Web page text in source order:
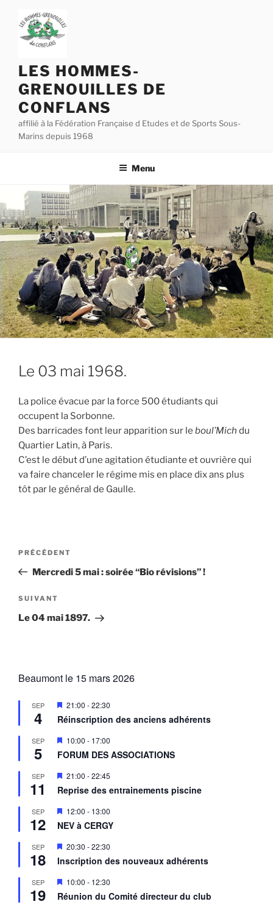
contenu
principal
LES HOMMES-
GRENOUILLES DE
CONFLANS
affilié à la Fédération Française d Etudes et de Sports Sous-
Marins depuis 1968
Menu
Le 03 mai 1968.
La police évacue par la force 500 étudiants qui
occupent la Sorbonne.
Des barricades font leur apparition sur le boul’Mich du
Quartier Latin, à Paris.
C’est le début d’une agitation étudiante et ouvrière qui
va faire chanceler le régime mis en place dix ans plus
tôt par le général de Gaulle.
Navigation
l’article
Article
précédent
PRÉCÉDENT
Mercredi 5 mai : soirée “Bio révisions” !
Article
suivant
SUIVANT
Le 04 mai 1897.
Beaumont le 15 mars 2026
SEP
4
M
i
s
n
a
a
n
t
21:00 -22:30
Réinscription des anciens adhérents
SEP
5
M
i
s
n
a
v
a
n
t
10:00 - 17:00
FORUM DES ASSOCIATIONS
SEP
11
M
s
n
a
a
n
t
21:00 -22:45
Reprise des entrainements piscine
SEP
12
M
i
s
n
a
a
n
t
12:00 - 13:00
NEV à CERGY
SEP
18
M
s
n
a
20:30 -22:30
Inscription des nouveaux adhérents
SEP
19
M
i
s
10:00 - 12:30
Réunion du Comité directeur du club